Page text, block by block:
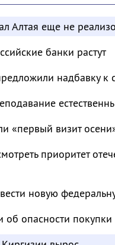
Алтая еще не
банки растут
надбавку к
«первый визит
приоритет
новую
об опасности